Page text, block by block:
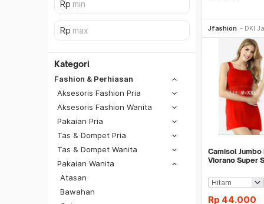
Kategori
Fashion & Perhiasan
Aksesoris Fashion Pria
Aksesoris Fashion Wanita
Pakaian Pria
Tas & Dompet Pria
Tas & Dompet Wanita
Pakaian Wanita
Atasan
Bawahan
SiCepat REG
SiCepat BEST
Hitam
Silver
Jfashion DKI
Camisol Jumbo
Viorano Super
Rp 44.000